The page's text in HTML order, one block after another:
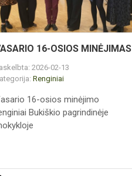
16-OSIOS MINĖJIMAS
2026-02-13
Renginiai
16-osios minėjimo
Bukiškio pagrindinėje